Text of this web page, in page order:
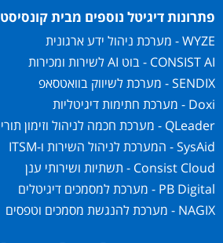
פתרונות דיגיטל נוספים מבית קונסיסט
WYZE - מערכת ניהול ידע ארגונית
CONSIST AI - בוט AI לשירות ומכירות
SENDIX - מערכת לשיווק בוואטסאפ
Doxi - מערכת חתימות דיגיטליות
QLeader - מערכת חכמה לניהול וזימון תורים
SysAid - המערכת לניהול השירות ו-ITSM
Consist Cloud - תשתיות ושירותי ענן
PB Digital - מערכת למסמכים דיגיטלים
NAGIX - מערכת להנגשת מסמכים וטפסים